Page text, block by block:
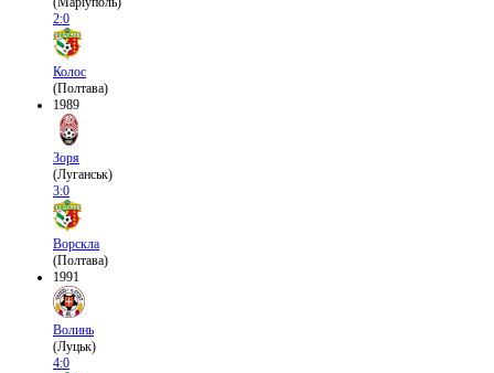
2:0
Колос
(Полтава)
1989
Зоря
(Луганськ)
3:0
Ворскла
(Полтава)
1991
Волинь
(Луцьк)
4:0